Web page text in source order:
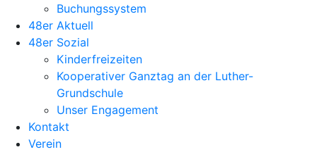
Buchungssystem
48er Aktuell
48er Sozial
Kinderfreizeiten
Kooperativer Ganztag an der Luther-
Grundschule
Unser Engagement
Kontakt
Verein